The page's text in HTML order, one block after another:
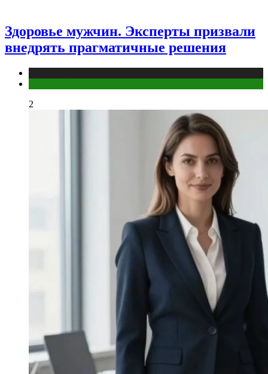
Здоровье мужчин. Эксперты призвали
внедрять прагматичные решения
2